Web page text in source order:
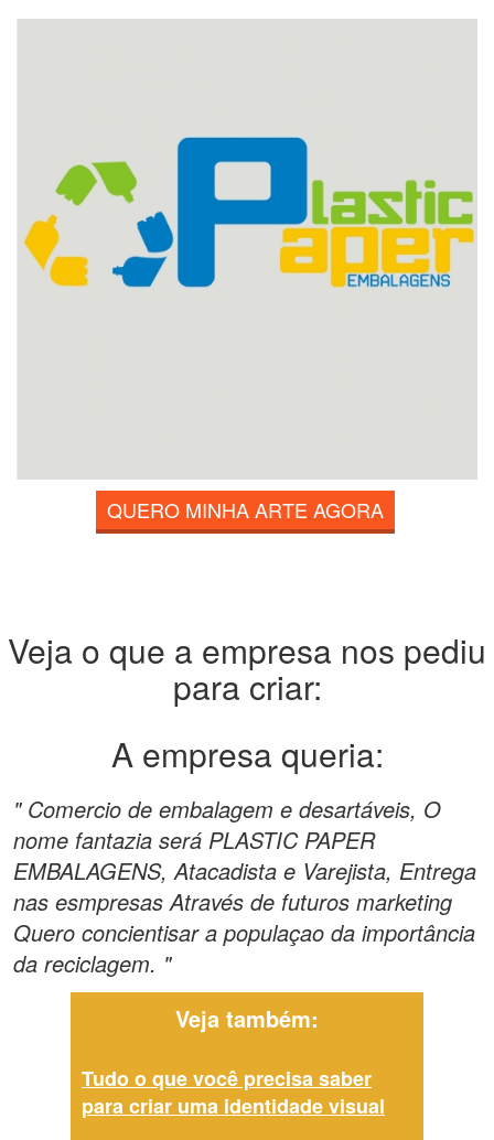
QUERO MINHA ARTE AGORA
Veja o que a empresa nos pediu
para criar:
A empresa queria:
" Comercio de embalagem e desartáveis, O
nome fantazia será PLASTIC PAPER
EMBALAGENS, Atacadista e Varejista, Entrega
nas esmpresas Através de futuros marketing
Quero concientisar a populaçao da importância
da reciclagem. "
Veja também:
Tudo o que você precisa saber
para criar uma identidade visual